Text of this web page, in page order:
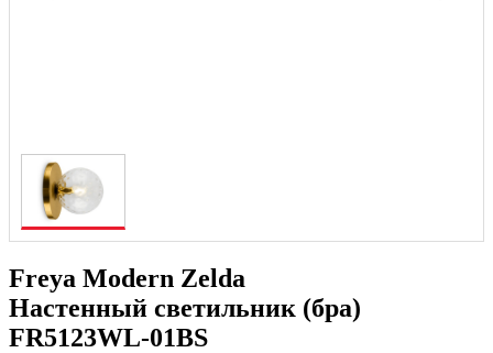
Freya Modern Zelda
Настенный светильник (бра)
FR5123WL-01BS